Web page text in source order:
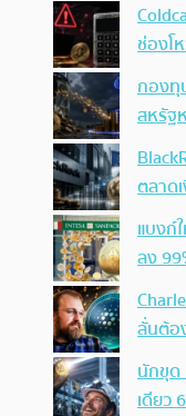
ช่องโ
กองทุ
สหรัฐ
ตลาด
แบงก์
ลง
ลั่นต้อ
นักขุด
เดียว